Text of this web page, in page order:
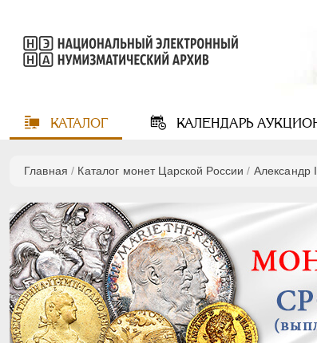
КАТАЛОГ КАЛЕНДАРЬ
Главная / Каталог монет Царской России / Александр I